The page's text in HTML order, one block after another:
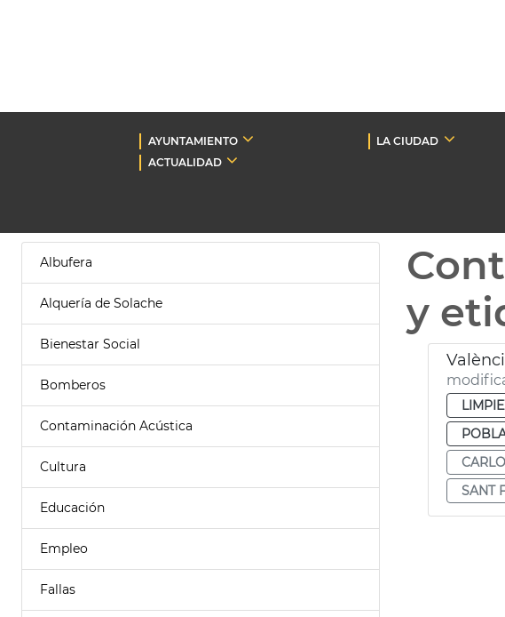
AYUNTAMIENTO LA CIUDAD
ACTUALIDAD
Albufera
Alquería de Solache
Bienestar Social
Bomberos
Contaminación Acústica
Cultura
Educación
Empleo
Fallas
y
SANT